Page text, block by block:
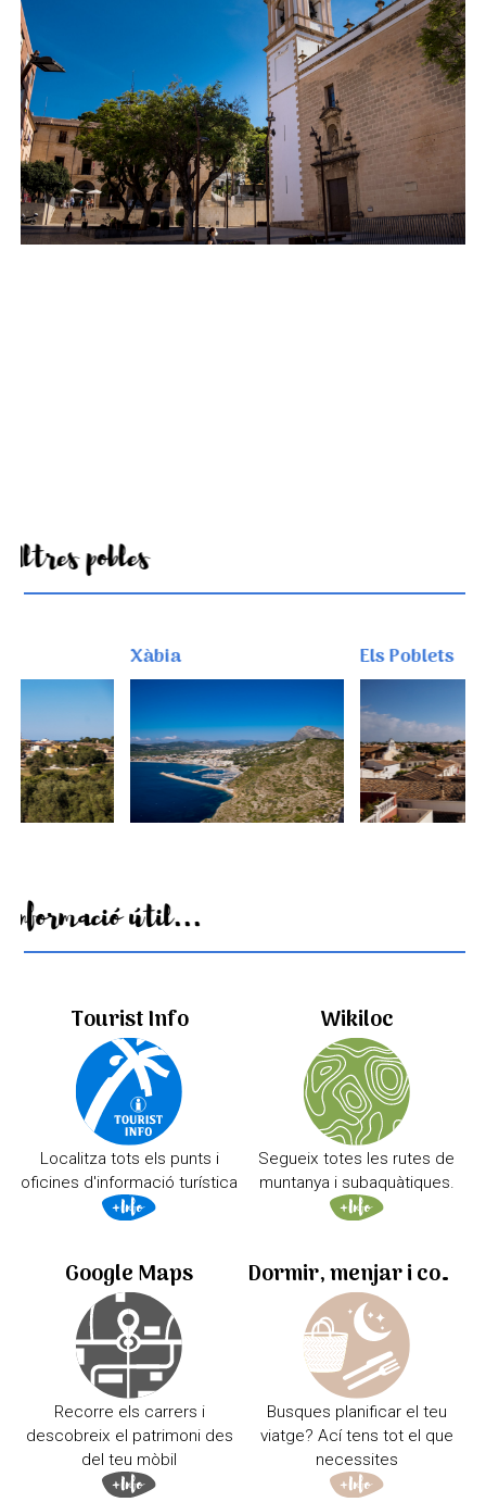
Altres pobles
Xàbia Els Poblets
Informació útil...
Tourist Info
Localitza tots els punts i
oficines d'informació turística
Wikiloc
Segueix totes les rutes de
muntanya i subaquàtiques.
Google Maps
Recorre els carrers i
descobreix el patrimoni des
del teu mòbil
Dormir, menjar i comprar
Busques planificar el teu
viatge? Ací tens tot el que
necessites